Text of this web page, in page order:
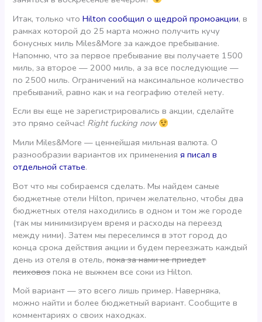
Итак, только чтоHilton сообщил о щедрой промоакции, в
рамках которой до 25 марта можно получить кучу
бонусных миль Miles&More за каждое пребывание.
Напомню, что за первое пребывание вы получаете 1500
миль, за второе — 2000 миль, а за все последующие —
по 2500 миль. Ограничений на максимальное количество
пребываний, равно как и на географию отелей нету.
Если вы еще не зарегистрировались в акции, сделайте
это прямо сейчас! Right fucking now
Мили Miles&More — ценнейшая мильная валюта. О
разнообразии вариантов их примененияя писал в
отдельной статье.
Вот что мы собираемся сделать. Мы найдем самые
бюджетные отели Hilton, причем желательно, чтобы два
бюджетных отеля находились в одном и том же городе
(так мы минимизируем время и расходы на переезд
между ними). Затем мы переселимся в этот город до
конца срока действия акции и будем переезжать каждый
день из отеля в отель,пока за нами не приедет
психовозпока не выжмем все соки из Hilton.
Мой вариант — это всего лишь пример. Наверняка,
можно найти и более бюджетный вариант. Сообщите в
комментариях о своих находках.